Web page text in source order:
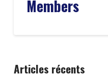
Members
Articles récents